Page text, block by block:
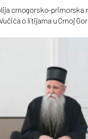
crnogorsko-primorska
o litijama u Crnoj